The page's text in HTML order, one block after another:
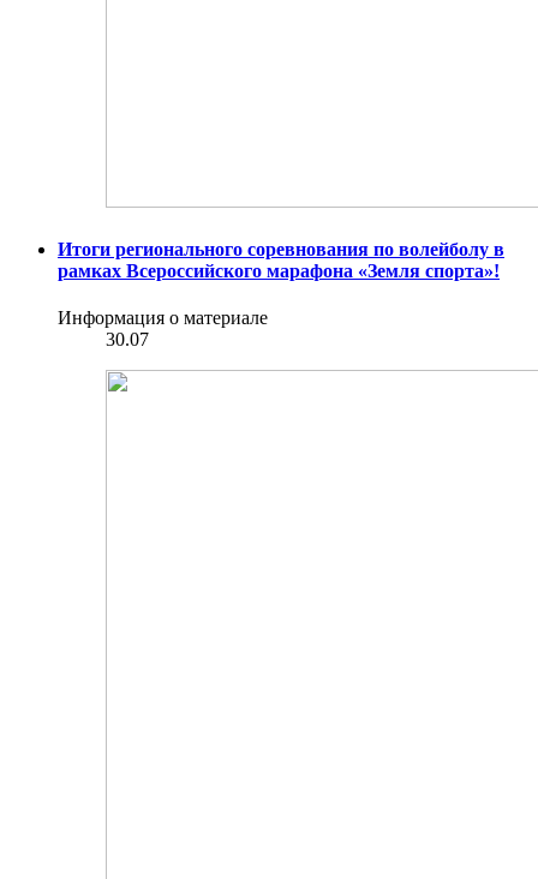
Итоги регионального соревнования по волейболу в
рамках Всероссийского марафона «Земля спорта»!
Информация о материале
30.07